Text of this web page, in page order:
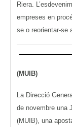
Riera.
empreses en
se o reorientar-se
(MUIB)
La Direcció
de novembre una
(MUIB), una